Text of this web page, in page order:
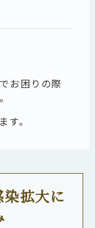
お困りの際
。
拡大に